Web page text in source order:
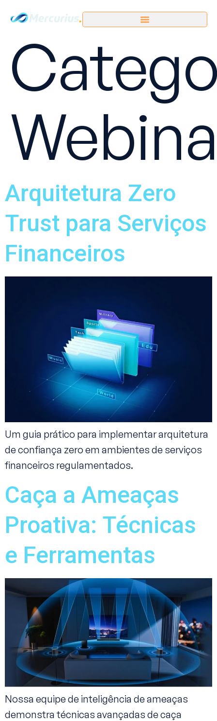
Arquitetura Zero
Trust para Serviços
Financeiros
Um guia prático para implementar arquitetura
de confiança zero em ambientes de serviços
financeiros regulamentados.
Caça a Ameaças
Proativa: Técnicas
e Ferramentas
Nossa equipe de inteligência de ameaças
demonstra técnicas avançadas de caça